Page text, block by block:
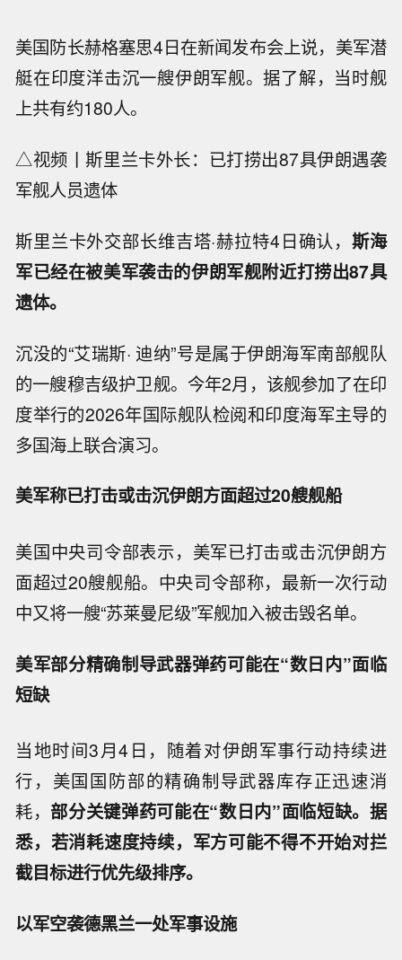
美国防长赫格塞思4日在新闻发布会上说，美军潜
艇在印度洋击沉一艘伊朗军舰。据了解，当时舰
上共有约180人。
△视频丨斯里兰卡外长：已打捞出87具伊朗遇袭
军舰人员遗体
斯里兰卡外交部长维吉塔·赫拉特4日确认，斯海
军已经在被美军袭击的伊朗军舰附近打捞出87具
遗体。
沉没的“艾瑞斯· 迪纳”号是属于伊朗海军南部舰队
的一艘穆吉级护卫舰。今年2月，该舰参加了在印
度举行的2026年国际舰队检阅和印度海军主导的
多国海上联合演习。
美军称已打击或击沉伊朗方面超过20艘舰船
美国中央司令部表示，美军已打击或击沉伊朗方
面超过20艘舰船。中央司令部称，最新一次行动
中又将一艘“苏莱曼尼级”军舰加入被击毁名单。
美军部分精确制导武器弹药可能在“数日内”面临
短缺
当地时间3月4日，随着对伊朗军事行动持续进
行，美国国防部的精确制导武器库存正迅速消
耗， 部分关键弹药可能在“数日内”面临短缺。据
悉，若消耗速度持续，军方可能不得不开始对拦
截目标进行优先级排序。
以军空袭德黑兰一处军事设施